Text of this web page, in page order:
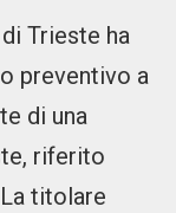
Trieste ha
preventivo a
di una
riferito
titolare